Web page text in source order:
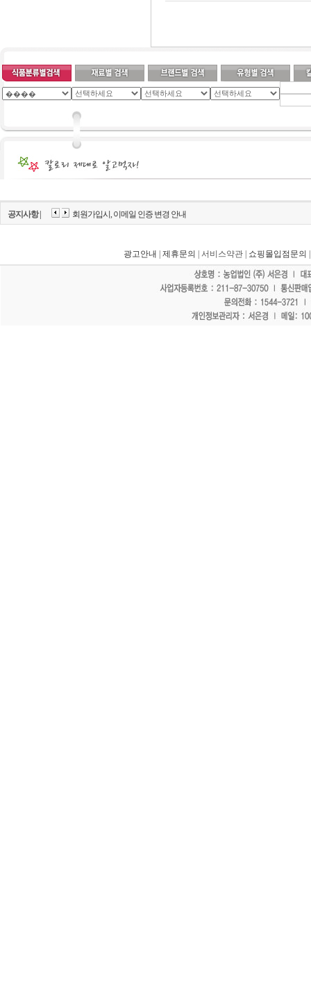
공지사항 | 회원가입시, 이메일 인증 변경 안내
광고안내 제휴문의 | 서비스약관 | 쇼핑몰입점문의
"홈페이지 모든 게시물에